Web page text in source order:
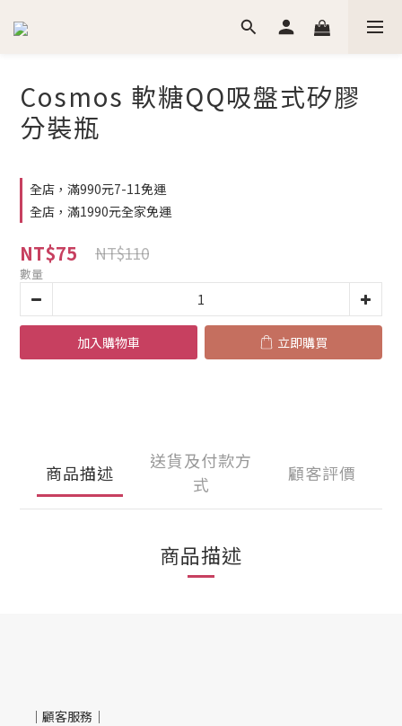
Cosmos 軟糖QQ吸盤式矽膠
分裝瓶
全店，滿990元7-11免運
全店，滿1990元全家免運
NT$75 NT$110
數量
加入購物車 立即購買
商品描述
送貨及付款方
式
顧客評價
商品描述
｜顧客服務｜